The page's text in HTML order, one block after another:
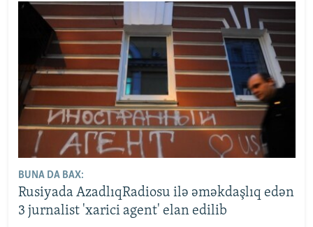
BUNA DA BAX:
Rusiyada AzadlıqRadiosu ilə əməkdaşlıq edən
3 jurnalist 'xarici agent' elan edilib